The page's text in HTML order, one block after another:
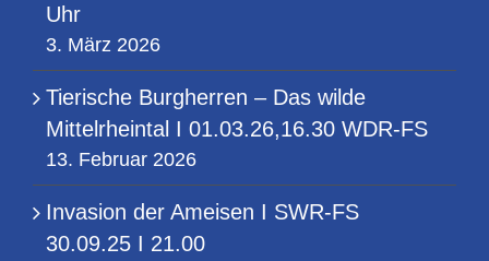
Uhr
3. März 2026
Tierische Burgherren – Das wilde
Mittelrheintal I 01.03.26,16.30 WDR-FS
13. Februar 2026
Invasion der Ameisen I SWR-FS
30.09.25 I 21.00